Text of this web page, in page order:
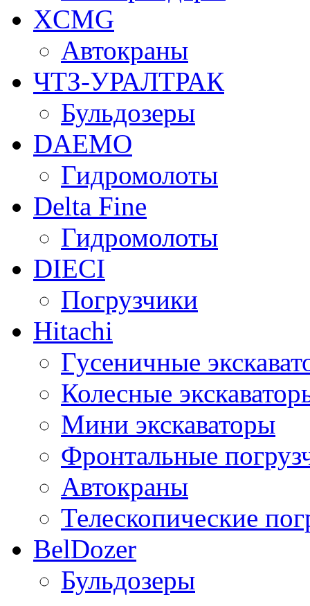
XCMG
Автокраны
ЧТЗ-УРАЛТРАК
Бульдозеры
DAEMO
Гидромолоты
Delta Fine
Гидромолоты
DIECI
Погрузчики
Hitachi
Гусеничные
Колесные
Мини экскаваторы
Фронтальные
Автокраны
Телескопические
BelDozer
Бульдозеры